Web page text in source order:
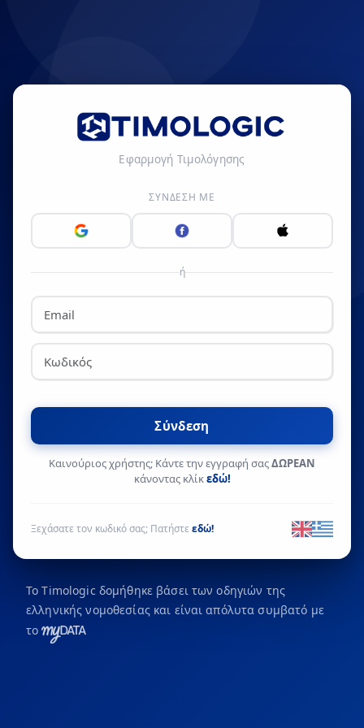
Εφαρμογή Τιμολόγησης
ΣΎΝΔΕΣΗ ΜΕ
ή
Σύνδεση
Καινούριος χρήστης; Κάντε την εγγραφή σαςΔΩΡΕΑΝ
κάνοντας κλίκεδώ!
Ξεχάσατε τον κωδικό σας; Πατήστε εδώ!
Το Timologic δομήθηκε βάσει των οδηγιών της
ελληνικής νομοθεσίας και είναι απόλυτα συμβατό με
το